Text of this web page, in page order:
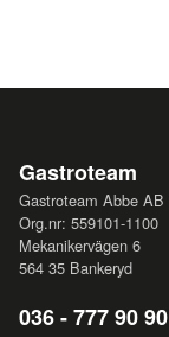
Gastroteam
Gastroteam Abbe AB
Org.nr: 559101-1100
Mekanikervägen 6
564 35 Bankeryd
036 - 777 90 90